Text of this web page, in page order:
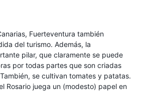
Fuerteventura también
del turismo. Además, la
pilar, que claramente se puede
por todas partes que son criadas
se cultivan tomates y patatas.
Rosario juega un (modesto) papel en